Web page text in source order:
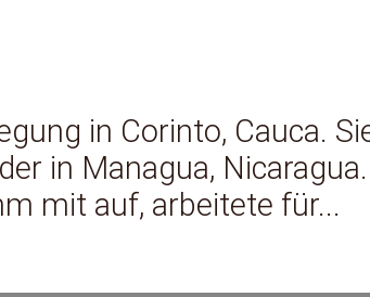
in Corinto, Cauca.
in Managua,
mit auf, arbeitete für...